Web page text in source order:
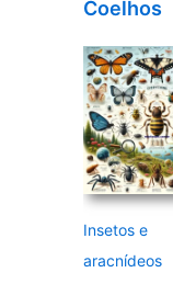
Coelhos
Insetos e
aracnídeos